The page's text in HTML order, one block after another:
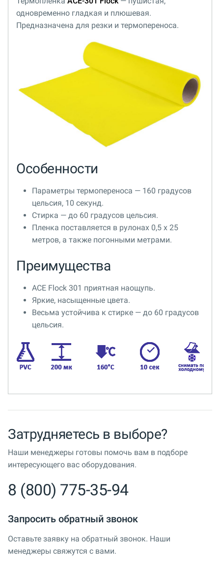
одновременно гладкая и плюшевая.
Предназначена для резки и термопереноса.
Особенности
Параметры термопереноса — 160 градусов
цельсия, 10 секунд.
Стирка — до 60 градусов цельсия.
Пленка поставляется в рулонах 0,5 x 25
метров, а также погонными метрами.
Преимущества
ACE Flock 301 приятная наощупь.
Яркие, насыщенные цвета.
Весьма устойчива к стирке — до 60 градусов
цельсия.
Затрудняетесь в выборе?
Наши менеджеры готовы помочь вам в подборе
интересующего вас оборудования.
8 (800) 775-35-94
Запросить обратный звонок
Оставьте заявку на обратный звонок. Наши
менеджеры свяжутся с вами.